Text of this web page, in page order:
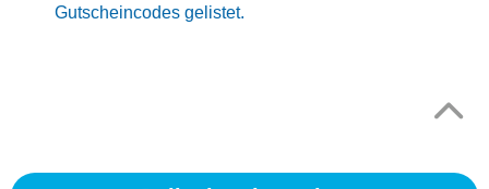
Gutscheincodes gelistet.
↑